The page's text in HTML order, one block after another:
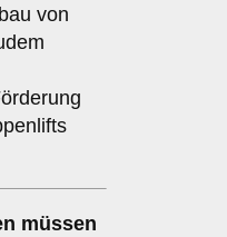
von
müssen